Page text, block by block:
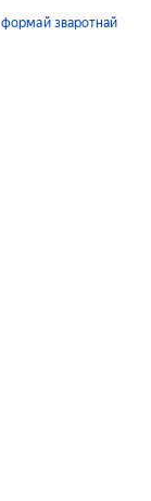
формай зваротнай